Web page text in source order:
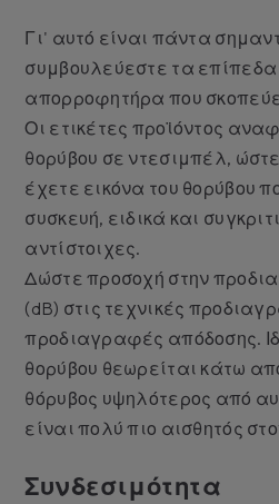
Γι' αυτό είναι πάντα
συμβουλεύεστε τα επίπεδα
απορροφητήρα που
Οι ετικέτες προϊόντος
θορύβου σε ντεσιμπέλ,
έχετε εικόνα του θορύβου
συσκευή, ειδικά και
αντίστοιχες.
Δώστε προσοχή στην
(dB) στις τεχνικές
προδιαγραφές απόδοσης.
θορύβου θεωρείται κάτω
θόρυβος υψηλότερος από
είναι πολύ πιο αισθητός
Συνδεσιμότητα